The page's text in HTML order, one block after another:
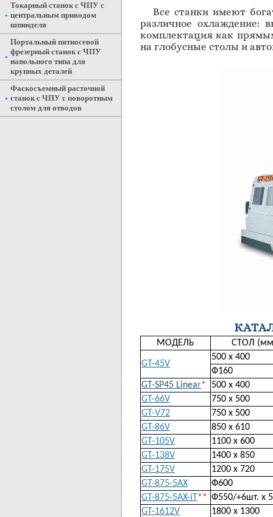
Токарный станок с ЧПУ с
центральным приводом
шпинделя
Портальный пятиосевой
фрезерный станок с ЧПУ
напольного типа для
крупных деталей
Фаскосъемный расточной
станок с ЧПУ с поворотным
столом для отводов
Все станки имеют
различное охлаждение:
комплектация как
на глобусные столы и
МОДЕЛЬ СТОЛ
GT-45V
500 х 400
Ф160
GT-SP45 Linear*
500 х 400
GT-66V
750 х 500
GT-V72
750 х 500
GT-86V
850 х 610
GT-105V
1100 х 600
GT-138V
1400 х 850
GT-175V
1200 х 720
GT-875-5AX
Ф600
GT-875-5AX-iT** Ф550/+6шт. х
GT-1612V
1800 х 1300